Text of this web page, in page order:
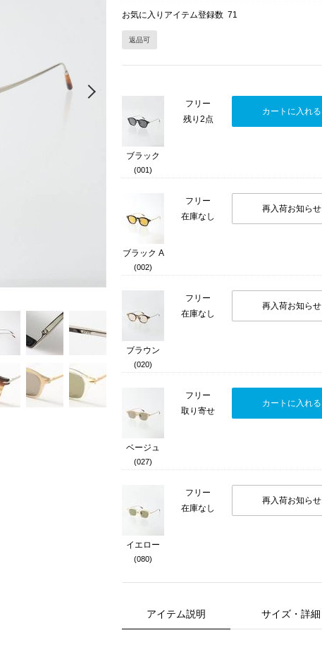
お気に入りアイテム登録数 71
返品可
ブラック
(001)
フリー
残り2点
カートに入れる
ブラック A
(002)
フリー
在庫なし
再入荷お知らせ
ブラウン
(020)
フリー
在庫なし
再入荷お知らせ
ベージュ
(027)
フリー
取り寄せ
カートに入れる
イエロー
(080)
フリー
在庫なし
再入荷お知らせ
アイテム説明 サイズ・詳細